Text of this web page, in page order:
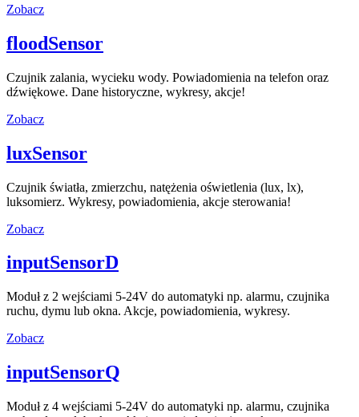
Zobacz
floodSensor
Czujnik zalania, wycieku wody. Powiadomienia na telefon oraz
dźwiękowe. Dane historyczne, wykresy, akcje!
Zobacz
luxSensor
Czujnik światła, zmierzchu, natężenia oświetlenia (lux, lx),
luksomierz. Wykresy, powiadomienia, akcje sterowania!
Zobacz
inputSensorD
Moduł z 2 wejściami 5-24V do automatyki np. alarmu, czujnika
ruchu, dymu lub okna. Akcje, powiadomienia, wykresy.
Zobacz
inputSensorQ
Moduł z 4 wejściami 5-24V do automatyki np. alarmu, czujnika